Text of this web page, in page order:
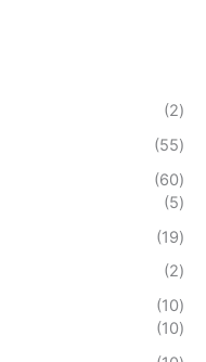
22
r
o
d
k
t
i
555
p
r
o
u
k
t
606
0
r
o
u
k
55
r
o
u
k
191
p
r
o
22
r
o
101
0
101